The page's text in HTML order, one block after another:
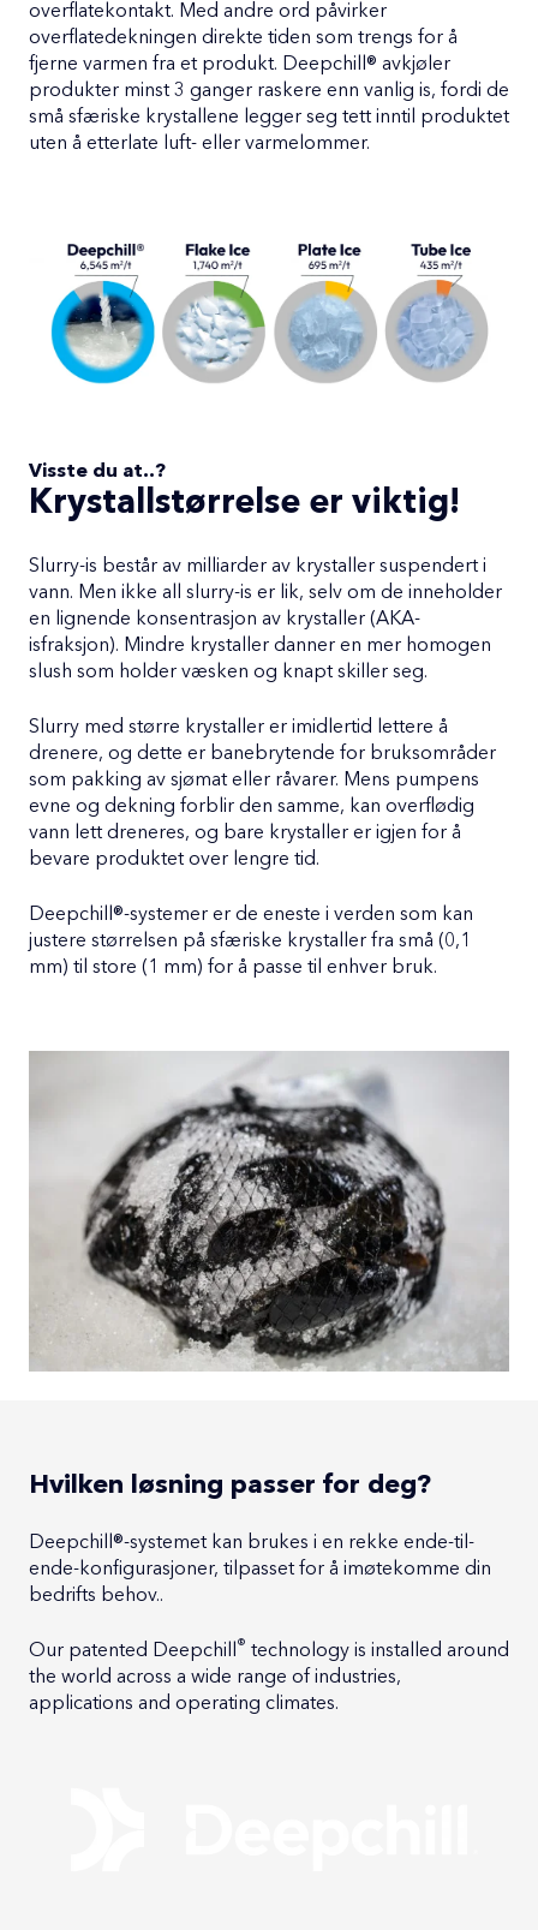
overflatekontakt. Med andre ord påvirker
overflatedekningen direkte tiden som trengs for å
fjerne varmen fra et produkt. Deepchill® avkjøler
produkter minst 3 ganger raskere enn vanlig is, fordi de
små sfæriske krystallene legger seg tett inntil produktet
uten å etterlate luft- eller varmelommer.
Visste du at..?
Krystallstørrelse er viktig!
Slurry-is består av milliarder av krystaller suspendert i
vann. Men ikke all slurry-is er lik, selv om de inneholder
en lignende konsentrasjon av krystaller (AKA-
isfraksjon). Mindre krystaller danner en mer homogen
slush som holder væsken og knapt skiller seg.
Slurry med større krystaller er imidlertid lettere å
drenere, og dette er banebrytende for bruksområder
som pakking av sjømat eller råvarer. Mens pumpens
evne og dekning forblir den samme, kan overflødig
vann lett dreneres, og bare krystaller er igjen for å
bevare produktet over lengre tid.
Deepchill®-systemer er de eneste i verden som kan
justere størrelsen på sfæriske krystaller fra små (0,1
mm) til store (1 mm) for å passe til enhver bruk.
Hvilken løsning passer for deg?
Deepchill®-systemet kan brukes i en rekke ende-til-
ende-konfigurasjoner, tilpasset for å imøtekomme din
bedrifts behov..
Our patented Deepchill ® technology is installed around
the world across a wide range of industries,
applications and operating climates.